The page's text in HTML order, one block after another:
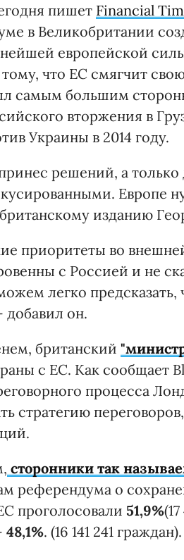
пишет Financial
в Великобритании
европейской
что ЕС смягчит
самым большим
вторжения в
Украины в 2014 году.
решений, а
Европе
изданию
приоритеты во
с Россией и не
легко предсказать,
добавил он.
британский
с ЕС. Как сообщает
процесса
стратегию
сторонники так
референдума о
проголосовали 51,9%
48,1%. (16 141 241 граждан).